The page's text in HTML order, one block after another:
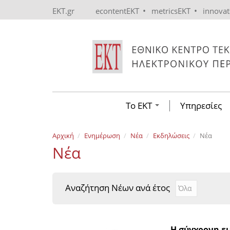
EKT.gr econtentEKT • metricsEKT •
Το ΕΚΤ Υπηρεσίες
Αρχική Ενημέρωση Νέα Εκδηλώσεις Νέα
Νέα
Αναζήτηση Νέων ανά έτος Αναζήτηση
Year